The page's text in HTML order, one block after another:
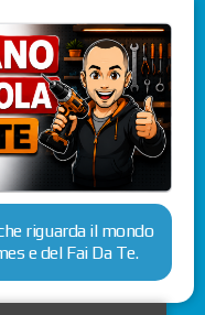
riguarda il mondo
e del Fai Da Te.